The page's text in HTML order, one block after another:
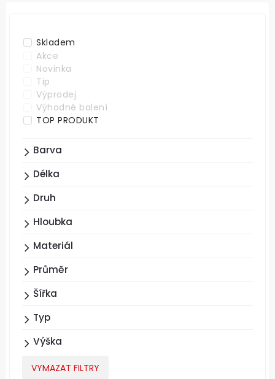
Skladem
Akce
Novinka
Tip
Výprodej
Výhodné balení
TOP PRODUKT
Barva
Délka
Druh
Hloubka
Materiál
Průměr
Šířka
Typ
Výška
VYMAZAT FILTRY